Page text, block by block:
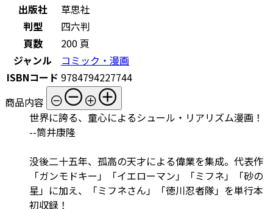
出版社
草思社
判型
四六判
頁数
200 頁
ジャンル
コミック・漫画
ISBNコード 9784794227744
商品内容
世界に誇る、童心によるシュール・リアリズム漫画！
--筒井康隆
没後二十五年、孤高の天才による偉業を集成。代表作
「ガンモドキー」「イエローマン」「ミフネ」「砂の
星」に加え、「ミフネさん」「徳川忍者隊」を単行本
初収録！